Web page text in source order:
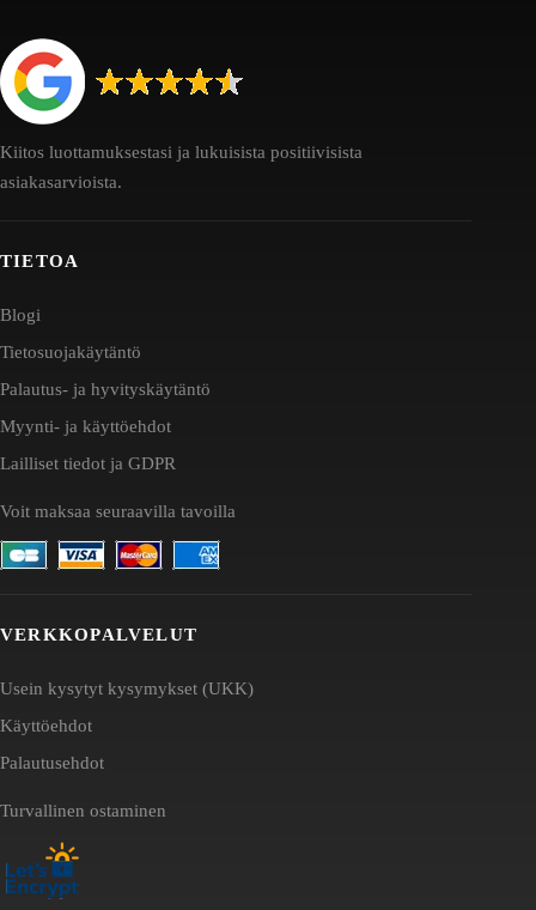
Kiitos luottamuksestasi ja lukuisista positiivisista
asiakasarvioista.
TIETOA
Blogi
Tietosuojakäytäntö
Palautus- ja hyvityskäytäntö
Myynti- ja käyttöehdot
Lailliset tiedot ja GDPR
Voit maksaa seuraavilla tavoilla
VERKKOPALVELUT
Usein kysytyt kysymykset (UKK)
Käyttöehdot
Palautusehdot
Turvallinen ostaminen